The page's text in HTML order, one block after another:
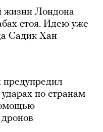
жизни Лондона
стоя. Идею уже
Садик Хан
по странам